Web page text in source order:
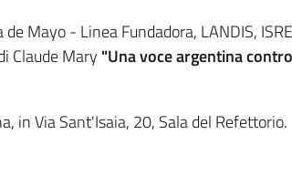
de Mayo - Linea Fundadora, LANDIS,
Claude Mary "Una voce argentina
in Via Sant'Isaia, 20, Sala del Refettorio.